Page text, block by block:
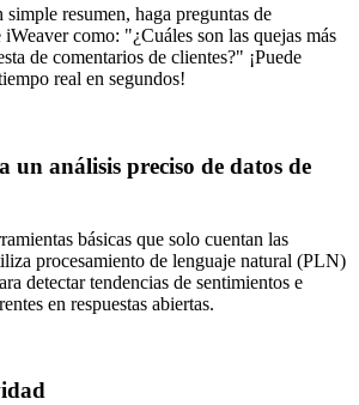
simple resumen, haga preguntas de
como: "¿Cuáles son las quejas más
de comentarios de clientes?" ¡Puede
real en segundos!
un análisis preciso de datos de
básicas que solo cuentan las
procesamiento de lenguaje natural (PLN)
detectar tendencias de sentimientos e
en respuestas abiertas.